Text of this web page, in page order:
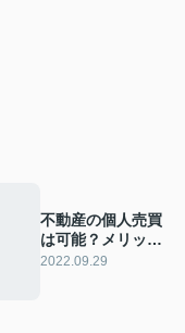
不動産の個人売買
は可能？メリット
とデメリットと
2022.09.29